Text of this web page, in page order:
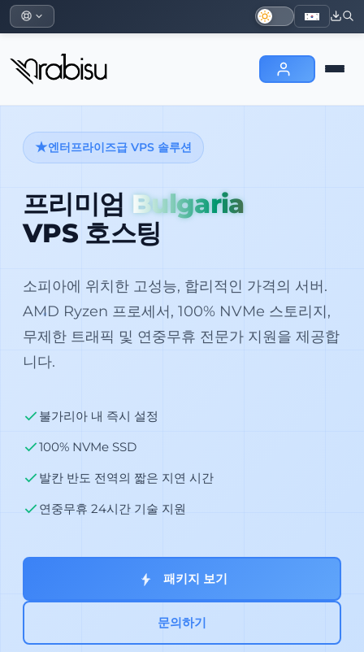
엔터프라이즈급 VPS 솔루션
프리미엄 Bulgaria
VPS 호스팅
소피아에 위치한 고성능, 합리적인 가격의 서버.
AMD Ryzen 프로세서, 100% NVMe 스토리지,
무제한 트래픽 및 연중무휴 전문가 지원을 제공합
니다.
불가리아 내 즉시 설정
100% NVMe SSD
발칸 반도 전역의 짧은 지연 시간
연중무휴 24시간 기술 지원
패키지 보기
문의하기